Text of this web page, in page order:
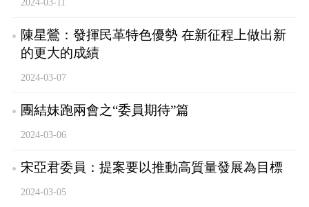
2024-03-11
陳星鶯：發揮民革特色優勢 在新征程上做出新
的更大的成績
2024-03-07
團結妹跑兩會之“委員期待”篇
2024-03-06
宋亞君委員：提案要以推動高質量發展為目標
2024-03-05